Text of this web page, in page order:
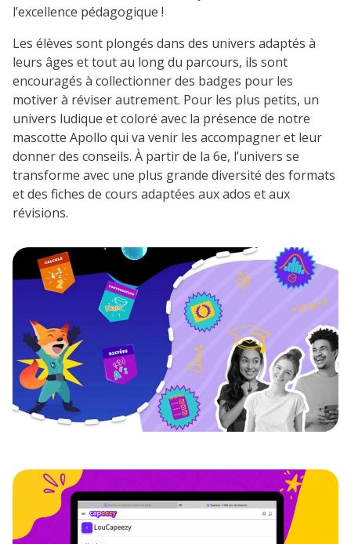
l’excellence pédagogique !
Les élèves sont plongés dans des univers adaptés à
leurs âges et tout au long du parcours, ils sont
encouragés à collectionner des badges pour les
motiver à réviser autrement. Pour les plus petits, un
univers ludique et coloré avec la présence de notre
mascotte Apollo qui va venir les accompagner et leur
donner des conseils. À partir de la 6e, l’univers se
transforme avec une plus grande diversité des formats
et des fiches de cours adaptées aux ados et aux
révisions.